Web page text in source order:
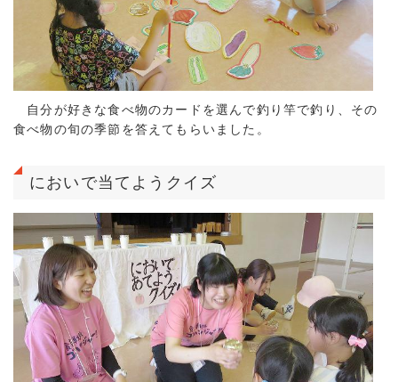
自分が好きな食べ物のカードを選んで釣り竿で釣り、その
食べ物の旬の季節を答えてもらいました。
においで当てようクイズ